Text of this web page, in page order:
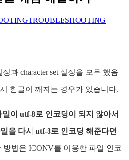
TROUBLESHOOTING
과 character set 설정을 모두 했음
한글이 깨지는 경우가 있습니다.
이 utf-8로 인코딩이 되지 않아서
을 다시 utf-8로 인코딩 해준다면
방법은 ICONV를 이용한 파일 인코